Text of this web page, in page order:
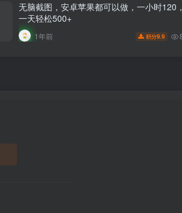
无脑截图，安卓苹果都可以做，一小时120，
一天轻松500+
1年前 积分9.9